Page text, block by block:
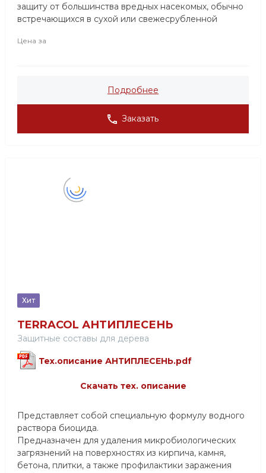
защиту от большинства вредных насекомых, обычно
встречающихся в сухой или свежесрубленной
Цена за
Подробнее
Заказать
Хит
TERRACOL АНТИПЛЕСЕНЬ
Защитные составы для дерева
Тех.описание АНТИПЛЕСЕНЬ.pdf
Скачать тех. описание
Представляет собой специальную формулу водного
раствора биоцида.
Предназначен для удаления микробиологических
загрязнений на поверхностях из кирпича, камня,
бетона, плитки, а также профилактики заражения